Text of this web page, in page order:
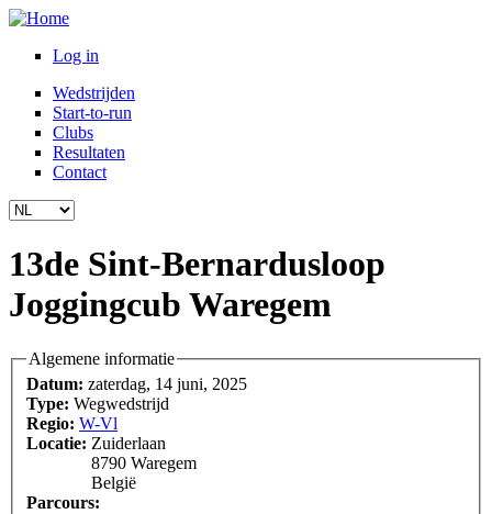
Overslaan en naar de inhoud gaan
Log in
Wedstrijden
Start-to-run
Clubs
Resultaten
Contact
13de Sint-Bernardusloop
Joggingcub Waregem
Algemene informatie
Datum: zaterdag, 14 juni, 2025
Type: Wegwedstrijd
Regio: W-Vl
Locatie: Zuiderlaan
8790 Waregem
België
Parcours: